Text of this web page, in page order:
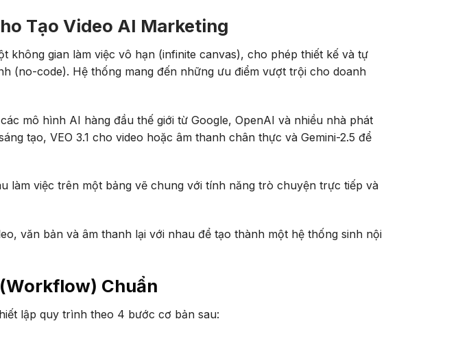
Tạo Video AI Marketing
gian làm việc vô hạn (infinite canvas), cho phép thiết kế và tự
(no-code). Hệ thống mang đến những ưu điểm vượt trội cho doanh
mô hình AI hàng đầu thế giới từ Google, OpenAI và nhiều nhà phát
tạo, VEO 3.1 cho video hoặc âm thanh chân thực và Gemini-2.5 để
làm việc trên một bảng vẽ chung với tính năng trò chuyện trực tiếp và
văn bản và âm thanh lại với nhau để tạo thành một hệ thống sinh nội
Chuẩn
lập quy trình theo 4 bước cơ bản sau: